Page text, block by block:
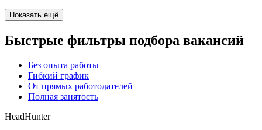
Показать ещё
Быстрые фильтры подбора вакансий
Без опыта работы
Гибкий график
От прямых работодателей
Полная занятость
HeadHunter